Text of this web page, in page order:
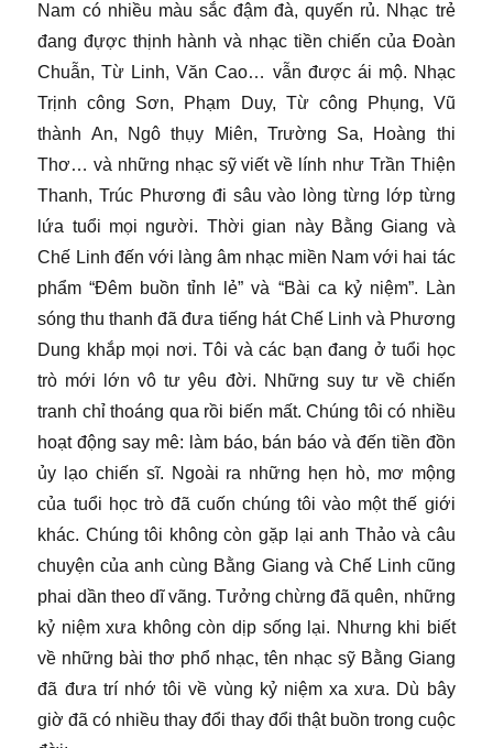
Nam có nhiều màu sắc đậm đà, quyến rủ. Nhạc trẻ
đang đựợc thịnh hành và nhạc tiền chiến của Đoàn
Chuẫn, Từ Linh, Văn Cao… vẫn được ái mộ. Nhạc
Trịnh công Sơn, Phạm Duy, Từ công Phụng, Vũ
thành An, Ngô thụy Miên, Trường Sa, Hoàng thi
Thơ… và những nhạc sỹ viết về lính như Trần Thiện
Thanh, Trúc Phương đi sâu vào lòng từng lớp từng
lứa tuổi mọi người. Thời gian này Bằng Giang và
Chế Linh đến với làng âm nhạc miền Nam với hai tác
phẩm “Đêm buồn tỉnh lẻ” và “Bài ca kỷ niệm”. Làn
sóng thu thanh đã đưa tiếng hát Chế Linh và Phương
Dung khắp mọi nơi. Tôi và các bạn đang ở tuổi học
trò mới lớn vô tư yêu đời. Những suy tư về chiến
tranh chỉ thoáng qua rồi biến mất. Chúng tôi có nhiều
hoạt động say mê: làm báo, bán báo và đến tiền đồn
ủy lạo chiến sĩ. Ngoài ra những hẹn hò, mơ mộng
của tuổi học trò đã cuốn chúng tôi vào một thế giới
khác. Chúng tôi không còn gặp lại anh Thảo và câu
chuyện của anh cùng Bằng Giang và Chế Linh cũng
phai dần theo dĩ vãng. Tưởng chừng đã quên, những
kỷ niệm xưa không còn dịp sống lại. Nhưng khi biết
về những bài thơ phổ nhạc, tên nhạc sỹ Bằng Giang
đã đưa trí nhớ tôi về vùng kỷ niệm xa xưa. Dù bây
giờ đã có nhiều thay đổi thay đổi thật buồn trong cuộc